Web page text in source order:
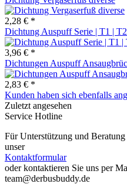
2,28 € *
Dichtung Auspuff Serie | T1 |
3,96 € *
Dichtungen Auspuff
2,83 € *
Kunden haben sich ebenfalls
Zuletzt angesehen
Service Hotline
Für Unterstützung und
unser
Kontaktformular
oder kontaktieren Sie uns per
team@derbusbuddy.de